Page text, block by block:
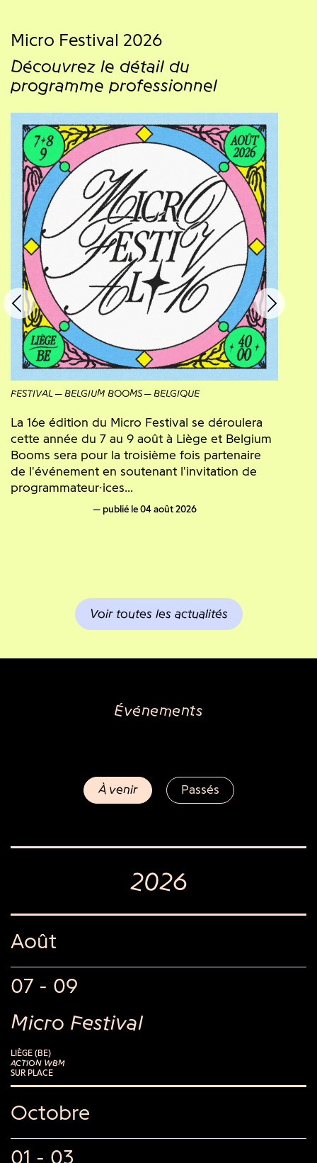
Micro Festival 2026
Découvrez le détail du
programme professionnel
FESTIVAL BELGIUM BOOMS BELGIQUE
La 16e édition du Micro Festival se déroulera
cette année du 7 au 9 août à Liège et Belgium
Booms sera pour la troisième fois partenaire
de l'événement en soutenant l'invitation de
programmateur·ices...
publié le 04 août 2026
Voir toutes les actualités
Événements
À venir Passés
2026
Août
07 - 09
Micro Festival
LIÈGE (BE)
ACTION WBM
SUR PLACE
Octobre
01 - 03